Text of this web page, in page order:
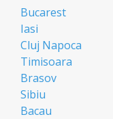
Bucarest
Iasi
Cluj Napoca
Timisoara
Brasov
Sibiu
Bacau